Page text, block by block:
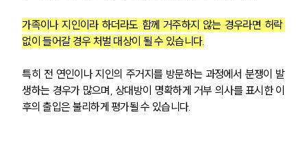
가족이나 지인이라 하더라도 함께 거주하지 않는 경우라면 허락
없이 들어갈 경우 처벌 대상이 될 수 있습니다.
특히 전 연인이나 지인의 주거지를 방문하는 과정에서 분쟁이 발
생하는 경우가 많으며, 상대방이 명확하게 거부 의사를 표시한 이
후의 출입은 불리하게 평가될 수 있습니다.